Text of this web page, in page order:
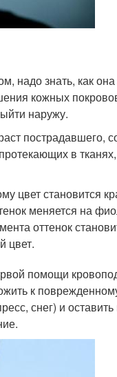
надо знать, как она
кожных
наружу.
пострадавшего,
в тканях,
цвет становится
меняется на
оттенок
цвет.
помощи
к
снег) и оставить